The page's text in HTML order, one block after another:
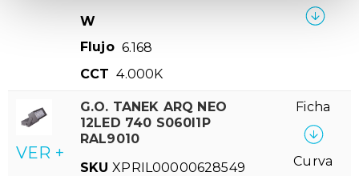
W
Flujo 6.168
CCT 4.000K
VER +
G.O. TANEK ARQ NEO
12LED 740 S060I1P
RAL9010
SKU XPRIL00000628549
Ficha
Curva